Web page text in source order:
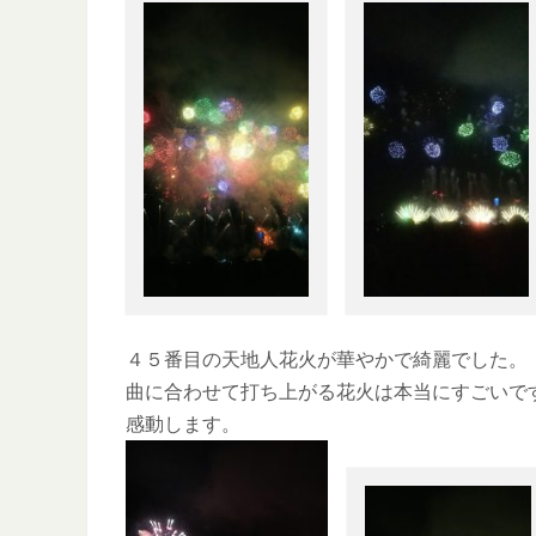
４５番目の天地人花火が華やかで綺麗でした。
曲に合わせて打ち上がる花火は本当にすごいで
感動します。